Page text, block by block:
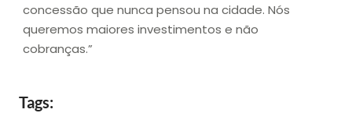
concessão que nunca pensou na cidade. Nós
queremos maiores investimentos e não
cobranças.”
Tags: